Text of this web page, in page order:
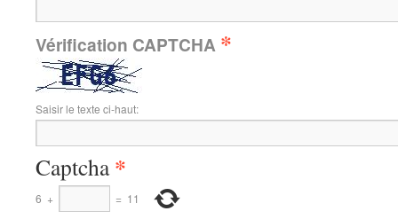
Vérification CAPTCHA *
Saisir le texte ci-haut:
Captcha*
6 + = 11